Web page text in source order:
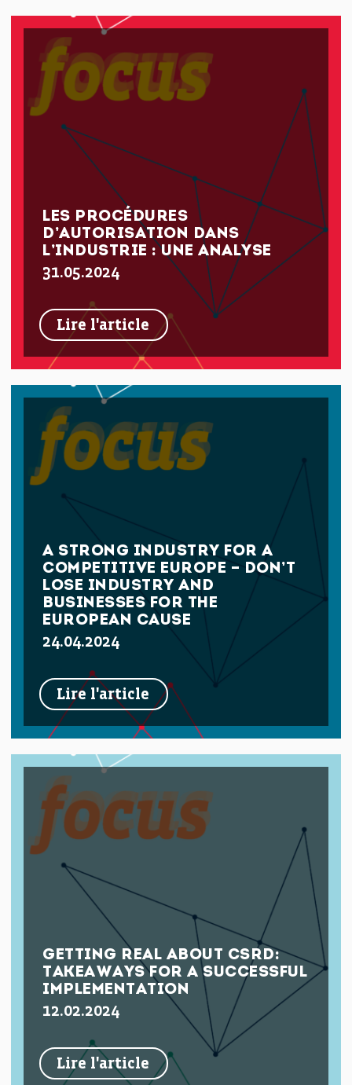
LES PROCÉDURES
D’AUTORISATION DANS
L’INDUSTRIE : UNE ANALYSE
Lire l'article
31.05.2024
A STRONG INDUSTRY FOR A
COMPETITIVE EUROPE – DON’T
LOSE INDUSTRY AND
BUSINESSES FOR THE
EUROPEAN CAUSE
Lire l'article
24.04.2024
GETTING REAL ABOUT CSRD:
TAKEAWAYS FOR A SUCCESSFUL
IMPLEMENTATION
Lire l'article
12.02.2024